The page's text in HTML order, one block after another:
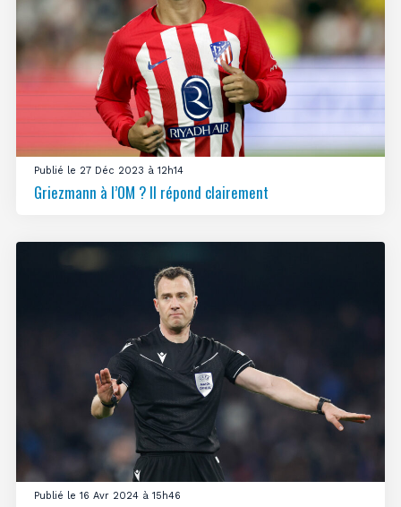
Publié le 27 Déc 2023 à 12h14
Griezmann à l’OM ? Il répond clairement
Publié le 16 Avr 2024 à 15h46